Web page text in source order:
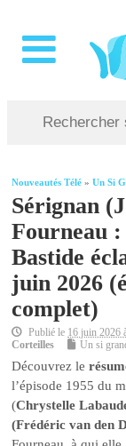
Nouveautés Télé »Un Si
Sérignan
Fourneau
Bastide
juin 2026
complet)
Publié le 16 juin 2026
Corteilles
Un si
Découvrez le
l’épisode 1955 du
(Chrystelle
(Frédéric van den